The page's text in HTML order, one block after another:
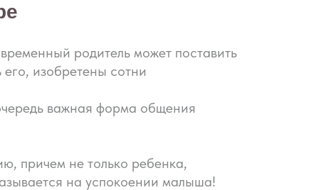
родитель может поставить
изобретены сотни
важная форма общения
причем не только ребенка,
на успокоении малыша!